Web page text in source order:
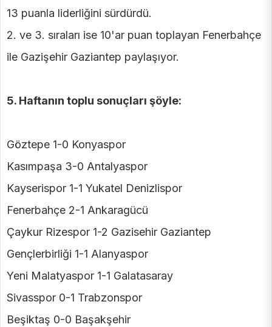
13 puanla liderliğini sürdürdü.
2. ve 3. sıraları ise 10'ar puan toplayan Fenerbahçe
ile Gazişehir Gaziantep paylaşıyor.
5. Haftanın toplu sonuçları şöyle:
Göztepe 1-0 Konyaspor
Kasımpaşa 3-0 Antalyaspor
Kayserispor 1-1 Yukatel Denizlispor
Fenerbahçe 2-1 Ankaragücü
Çaykur Rizespor 1-2 Gazisehir Gaziantep
Gençlerbirliği 1-1 Alanyaspor
Yeni Malatyaspor 1-1 Galatasaray
Sivasspor 0-1 Trabzonspor
Beşiktaş 0-0 Başakşehir